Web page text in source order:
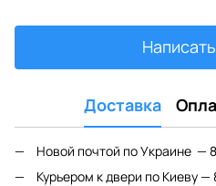
Доставка
Новой почтой по Украине —
Курьером к двери по Киеву —